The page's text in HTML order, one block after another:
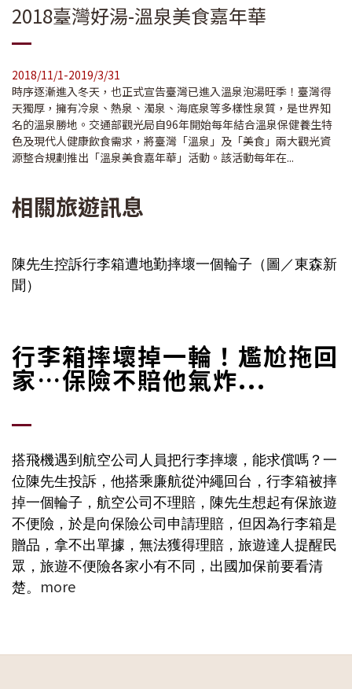
2018臺灣好湯-溫泉美食嘉年華
2018/11/1-2019/3/31
時序逐漸進入冬天，也正式宣告臺灣已進入溫泉泡湯旺季！臺灣得
天獨厚，擁有冷泉、熱泉、濁泉、海底泉等多樣性泉質，是世界知
名的溫泉勝地。交通部觀光局自96年開始每年結合溫泉保健養生特
色及現代人健康飲食需求，將臺灣「溫泉」及「美食」兩大觀光資
源整合規劃推出「溫泉美食嘉年華」活動。該活動每年在...
相關旅遊訊息
陳先生控訴行李箱遭地勤摔壞一個輪子（圖／東森新
聞）
行李箱摔壞掉一輪！尷尬拖回
家…保險不賠他氣炸...
搭飛機遇到航空公司人員把行李摔壞，能求償嗎？一
位陳先生投訴，他搭乘廉航從沖繩回台，行李箱被摔
掉一個輪子，航空公司不理賠，陳先生想起有保旅遊
不便險，於是向保險公司申請理賠，但因為行李箱是
贈品，拿不出單據，無法獲得理賠，旅遊達人提醒民
眾，旅遊不便險各家小有不同，出國加保前要看清
楚。 more